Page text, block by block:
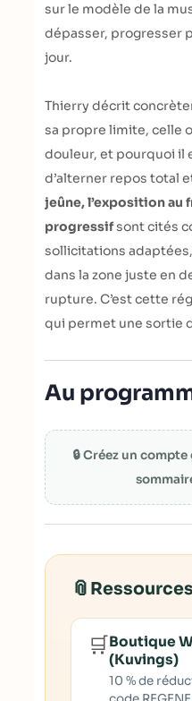
sur le modèle de la
dépasser, progresser
jour.
Thierry décrit
sa propre limite, celle
douleur, et pourquoi
d’alterner repos total
jeûne, l’exposition au
progressifsont cités
sollicitations
dans la zone juste en
rupture. C’est cette
qui permet une sortie
Au
🔒 Créez un
📎
🛒Boutique
(Kuvings)
10 % de